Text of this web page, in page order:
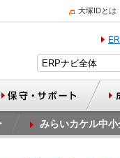
大塚IDとは
みらいカケル中小